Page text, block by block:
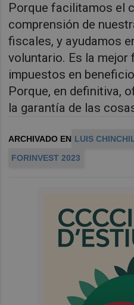
Porque facilitamos el
comprensión de
fiscales, y ayudamos
voluntario. Es la mejor
impuestos en
Porque, en definitiva,
la garantía de las
ARCHIVADO EN LUIS
FORINVEST 2023